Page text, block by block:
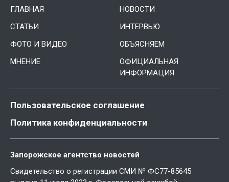
ГЛАВНАЯ
НОВОСТИ
СТАТЬИ
ИНТЕРВЬЮ
ФОТО И ВИДЕО
ОБЪЯСНЯЕМ
МНЕНИЕ
ОФИЦИАЛЬНАЯ
ИНФОРМАЦИЯ
Пользовательское соглашение
Политика конфиденциальности
Запорожское агентство новостей
Свидетельство о регистрации СМИ № ФС77-85645